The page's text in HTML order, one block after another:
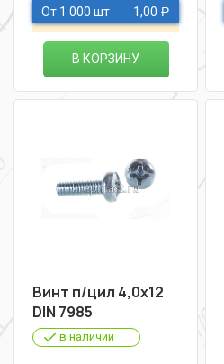
От 1 000 шт 1,00 Р
В КОРЗИНУ
Винт п/цил 4,0х12
DIN 7985
в наличии